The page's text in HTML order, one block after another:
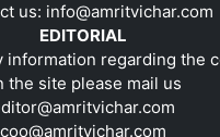
us: info@amritvichar.com
EDITORIAL
information regarding the
the site please mail us
coo@amritvichar.com